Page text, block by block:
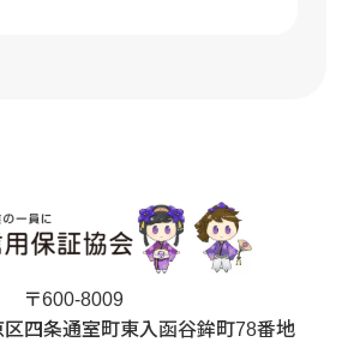
〒600-8009
四条通室町東入函谷鉾町78番地